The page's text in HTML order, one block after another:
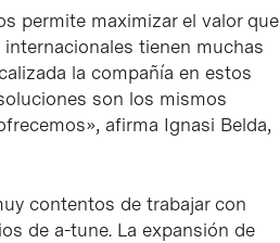
permite maximizar el valor que
tienen muchas
la compañía en estos
son los mismos
afirma Ignasi Belda,
contentos de trabajar con
de a-tune. La expansión de